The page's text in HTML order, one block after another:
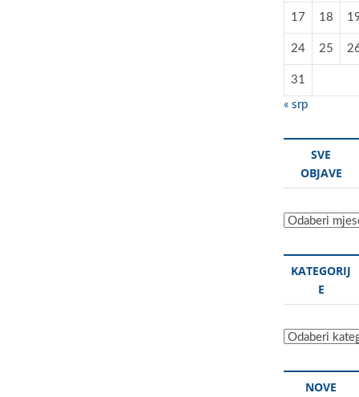
17 18
24 25
31
« srp
SVE
OBJAVE
Sve
KATEGORIJ
E
Kategorije
NOVE